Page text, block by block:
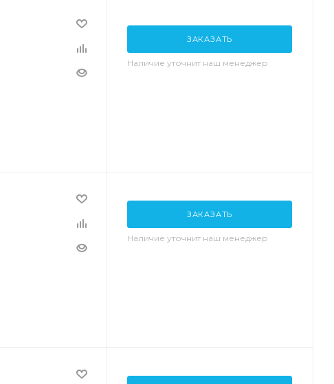
ЗАКАЗАТЬ
Наличие уточнит наш менеджер
ЗАКАЗАТЬ
Наличие уточнит наш менеджер